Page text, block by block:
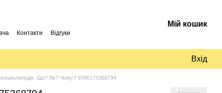
Контакти Відгуки
Мій кошик
Вхід
Що? Як? Чому? 9786175368794